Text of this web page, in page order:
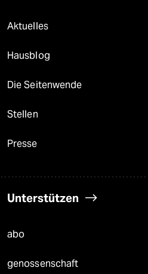
Aktuelles
Hausblog
Die Seitenwende
Stellen
Presse
Unterstützen
abo
genossenschaft